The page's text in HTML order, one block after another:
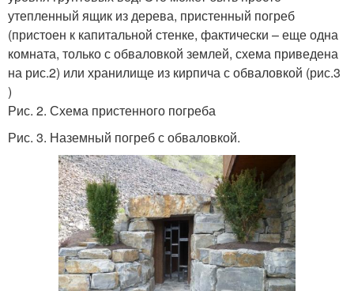
утепленный ящик из дерева, пристенный погреб
(пристоен к капитальной стенке, фактически – еще одна
комната, только с обваловкой землей, схема приведена
на рис.2) или хранилище из кирпича с обваловкой (рис.3
)
Рис. 2. Схема пристенного погреба
Рис. 3. Наземный погреб с обваловкой.